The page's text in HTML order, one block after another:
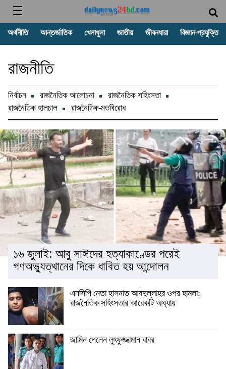
অর্থনীতি আন্তর্জাতিক খেলাধুলা জাতীয় জীবনধারা বিজ্ঞান-প্রযুক্তি
রাজনীতি
নির্বাচন রাজনৈতিক আলোচনা
রাজনৈতিক সহিংসতা
রাজনৈতিক হালচাল
রাজনৈতিক-মতবিরোধ
১৬ জুলাই: আবু সাঈদের হত্যাকাণ্ডের পরেই
গণঅভ্যুত্থানের দিকে ধাবিত হয় আন্দোলন
এনসিপি নেতা হাসনাত আবদুল্লাহর ওপর হামলা:
রাজনৈতিক সহিংসতার আরেকটি অধ্যায়
জামিন পেলেন লুৎফুজ্জামান বাবর